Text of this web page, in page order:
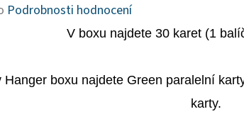
Podrobnosti hodnocení
V boxu najdete 30 karet (1
Hanger boxu najdete Green paralelní
karty.